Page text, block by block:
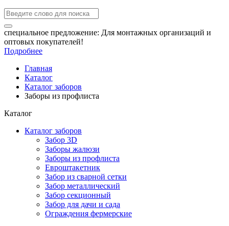
специальное предложение: Для монтажных организаций и
оптовых покупателей!
Подробнее
Главная
Каталог
Каталог заборов
Заборы из профлиста
Каталог
Каталог заборов
Забор 3D
Заборы жалюзи
Заборы из профлиста
Евроштакетник
Забор из сварной сетки
Забор металлический
Забор секционный
Забор для дачи и сада
Ограждения фермерские